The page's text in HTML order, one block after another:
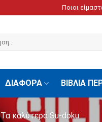
Ποιοι
ΔΙΑΦΟΡΑ ΒΙΒΛΙΑ
Τα καλύτερα Su-doku